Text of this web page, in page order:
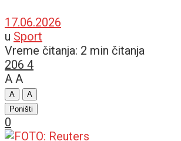
17.06.2026
u Sport
Vreme čitanja: 2 min čitanja
206 4
A A
A
A
Poništi
0